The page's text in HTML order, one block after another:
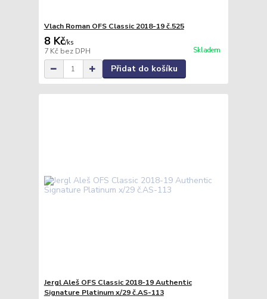
Vlach Roman OFS Classic 2018-19 č.525
8 Kč/ks
7 Kč bez DPH Skladem
Přidat do košíku
Jergl Aleš OFS Classic 2018-19 Authentic
Signature Platinum x/29 č.AS-113